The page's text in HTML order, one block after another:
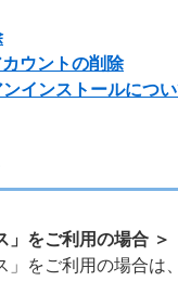
ウントの削除
インストールにつ
」をご利用の場合 ＞
」をご利用の場合